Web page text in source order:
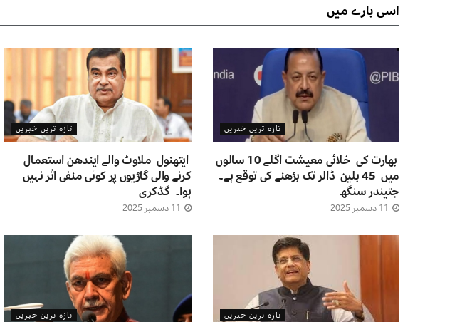
اسیبارے میں
تازہ ترین خبریں
بھارت کی خلائی معیشت اگلے 10 سالوں
میں 45 بلین ڈالر تک بڑھنے کی توقع ہے۔
جتیندر سنگھ
تازہ ترین خبریں
ایتھنول ملاوٹ والے ایندھن استعمال
کرنے والی گاڑیوں پر کوئی منفی اثر نہیں
ہوا۔ گڈکری
تازہ ترین خبریں تازہ ترین خبریں